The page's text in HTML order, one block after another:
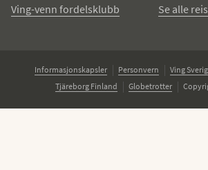
Ving-venn fordelsklubb
Se alle
Informasjonskapsler Personvern Ving
Tjäreborg Finland
Globetrotter